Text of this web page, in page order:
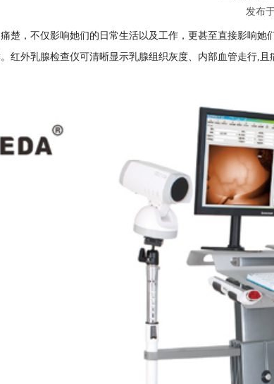
发布
，不仅影响她们的日常生活以及工作，更甚至直接影响她
红外乳腺检查仪可清晰显示乳腺组织灰度、内部血管走行,